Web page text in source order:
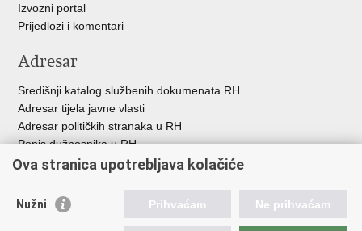
Izvozni portal
Prijedlozi i komentari
Adresar
Središnji katalog službenih dokumenata RH
Adresar tijela javne vlasti
Adresar političkih stranaka u RH
Popis dužnosnika u RH
Besplatni telefoni javne uprave
Korisne poveznice
Ova stranica upotrebljava kolačiće
Nužni Prihvaćam Ne prihvaćam